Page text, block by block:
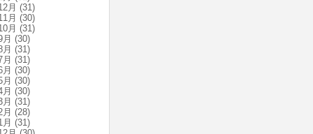
月 (31)
月 (30)
月 (31)
(30)
(31)
(31)
(30)
(30)
(30)
(31)
(28)
(31)